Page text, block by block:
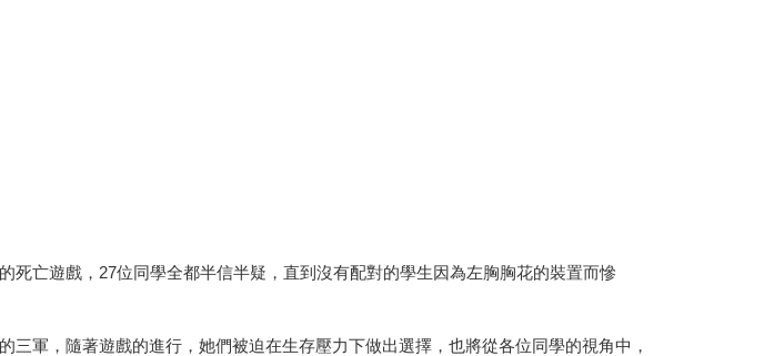
亡遊戲，27位同學全都半信半疑，直到沒有配對的學生因為左胸胸花的裝置而慘
軍，隨著遊戲的進行，她們被迫在生存壓力下做出選擇，也將從各位同學的視角中，